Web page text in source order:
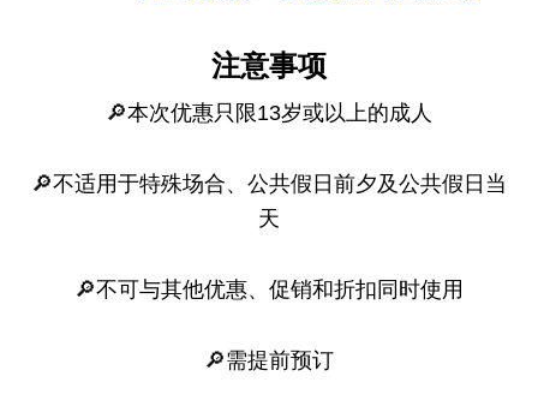
注意事项
🔎本次优惠只限13岁或以上的成人
🔎不适用于特殊场合、公共假日前夕及公共假日当
天
🔎不可与其他优惠、促销和折扣同时使用
🔎需提前预订